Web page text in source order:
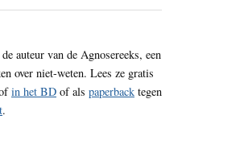
auteur van de Agnosereeks, een
over niet-weten. Lees ze gratis
in het BD of als paperback tegen
.